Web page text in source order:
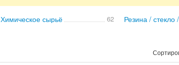
Химическое сырьё 62 Резина / стекло